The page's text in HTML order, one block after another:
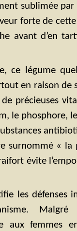
sublimée par
forte de
avant d’en
ce légume
en raison de
précieuses
le phosphore,
surnommé «
évite
les défenses
aux femmes